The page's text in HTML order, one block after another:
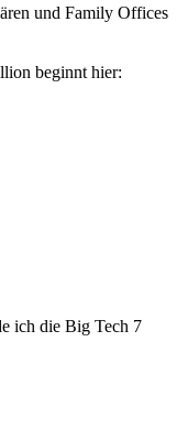
und Family Offices
beginnt hier:
ich die Big Tech 7